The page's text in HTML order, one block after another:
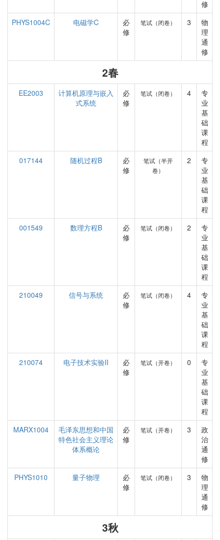
修
PHYS1004C
电磁学C
必
修
笔试（闭卷） 3
物
理
通
修
2春
EE2003
计算机原理与嵌入
式系统
必
修
笔试（闭卷） 4
专
业
基
础
课
程
017144
随机过程B
必
修
笔试（半开
卷）
2
专
业
基
础
课
程
001549
数理方程B
必
修
笔试（闭卷） 2
专
业
基
础
课
程
210049
信号与系统
必
修
笔试（闭卷） 4
专
业
基
础
课
程
210074
电子技术实验II
必
修
笔试（开卷） 0
专
业
基
础
课
程
MARX1004
毛泽东思想和中国
特色社会主义理论
体系概论
必
修
笔试（开卷） 3
政
治
通
修
PHYS1010
量子物理
必
修
笔试（闭卷） 3
物
理
通
修
3秋